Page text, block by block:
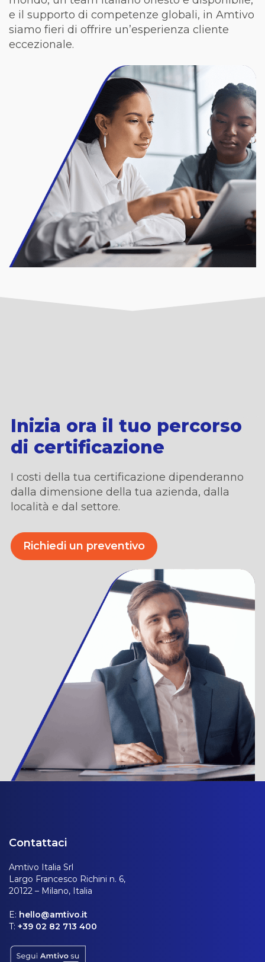
e il supporto di competenze globali, in Amtivo
siamo fieri di offrire un’esperienza cliente
eccezionale.
Inizia ora il tuo percorso
di certificazione
I costi della tua certificazione dipenderanno
dalla dimensione della tua azienda, dalla
località e dal settore.
Richiedi un preventivo
Contattaci
Amtivo Italia Srl
Largo Francesco Richini n. 6,
20122 – Milano, Italia
E: hello@amtivo.it
T: +39 02 82 713 400